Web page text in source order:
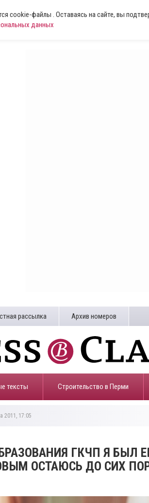
cookie-файлы . Оставаясь на сайте, вы
данных
рассылка Архив номеров
тексты Строительство в Перми
2011, 17:05
ГКЧП Я БЫЛ
ОСТАЮСЬ ДО СИХ